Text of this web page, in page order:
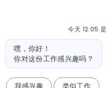
今天 12:05 是
机器人消息
嘿，你好！
你对这份工作感兴趣吗？
我感兴趣 类似工作